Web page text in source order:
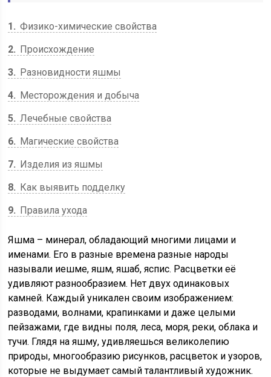
1
Физико-химические свойства
2
Происхождение
3
Разновидности яшмы
4
Месторождения и добыча
5 Лечебные свойства
6
Магические свойства
7
Изделия из яшмы
8
Как выявить подделку
9
Правила ухода
Яшма – минерал, обладающий многими лицами и
именами. Его в разные времена разные народы
называли иешме, яшм, яшаб, яспис. Расцветки её
удивляют разнообразием. Нет двух одинаковых
камней. Каждый уникален своим изображением:
разводами, волнами, крапинками и даже целыми
пейзажами, где видны поля, леса, моря, реки, облака и
тучи. Глядя на яшму, удивляешься великолепию
природы, многообразию рисунков, расцветок и узоров,
которые не выдумает самый талантливый художник.